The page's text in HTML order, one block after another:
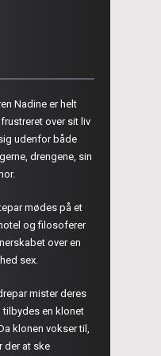
Nadine er helt
over sit liv
udenfor både
drengene, sin
mødes på et
og filosoferer
over en
sex.
mister deres
tilbydes en klonet
klonen vokser til,
der at ske